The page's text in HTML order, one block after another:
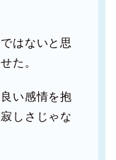
はないと思
た。
い感情を抱
しさじゃな